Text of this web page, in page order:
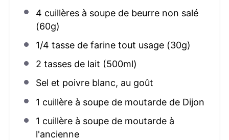
4 cuillères à soupe de beurre non salé
(60g)
1/4 tasse de farine tout usage (30g)
2 tasses de lait (500ml)
Sel et poivre blanc, au goût
1 cuillère à soupe de moutarde de Dijon
1 cuillère à soupe de moutarde à
l'ancienne